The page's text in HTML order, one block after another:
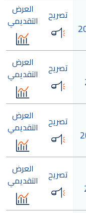
تصريح
العرض
التقديمي
تصريح
العرض
التقديمي
تصريح
العرض
التقديمي
تصريح
العرض
التقديمي